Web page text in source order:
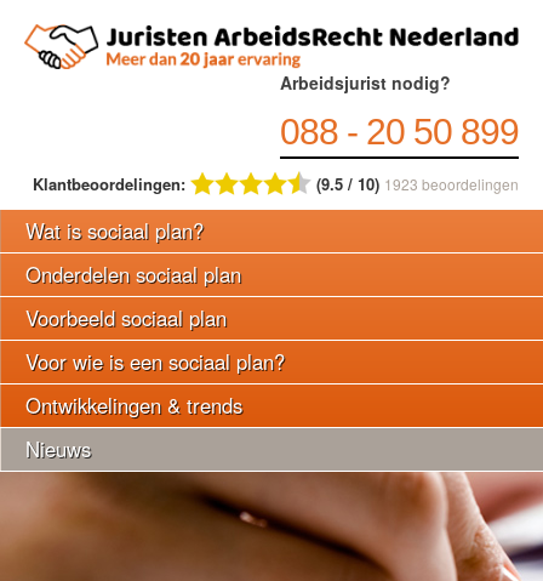
Arbeidsjurist nodig?
088 - 20 50 899
Klantbeoordelingen: (9.5 / 10) 1923 beoordelingen
Wat is sociaal plan?
Onderdelen sociaal plan
Voorbeeld sociaal plan
Voor wie is een sociaal plan?
Ontwikkelingen & trends
Nieuws